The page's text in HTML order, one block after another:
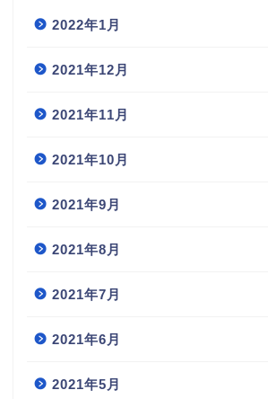
2022年1月
2021年12月
2021年11月
2021年10月
2021年9月
2021年8月
2021年7月
2021年6月
2021年5月